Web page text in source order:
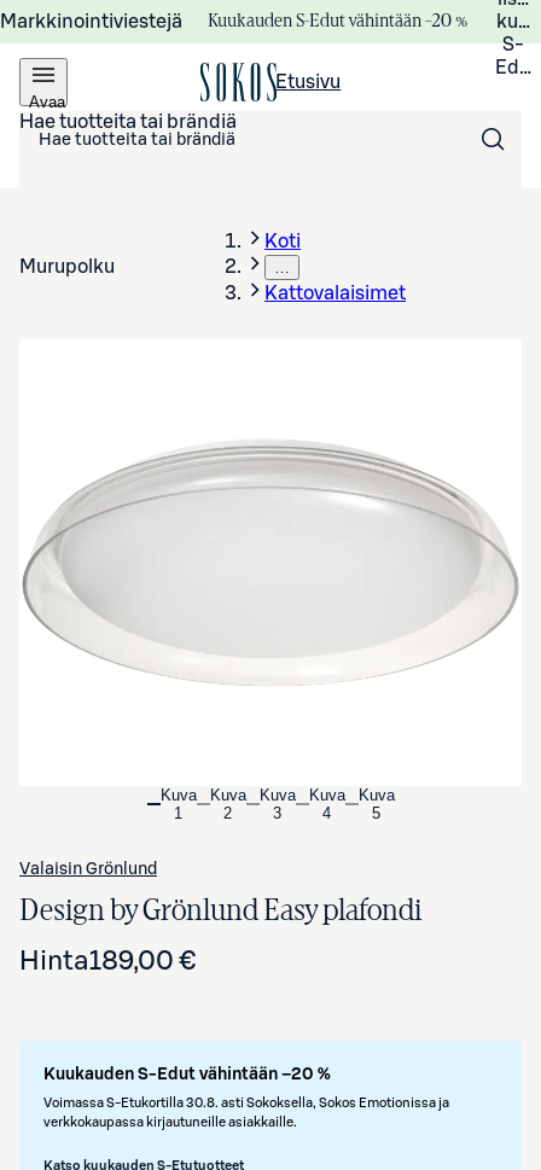
Markkinointiviestejä Kuukauden S-Edut vähintään –20 %
S-
Avaa
valikko
Etusivu
Hae tuotteita tai brändiä
Murupolku
Koti
…
Kattovalaisimet
Kuva
1
Kuva
2
Kuva
3
Kuva
4
Kuva
5
Valaisin Grönlund
Design by Grönlund Easy plafondi
Hinta189,00 €
Kuukauden S-Edut vähintään –20 %
Voimassa S-Etukortilla 30.8. asti Sokoksella, Sokos Emotionissa ja
verkkokaupassa kirjautuneille asiakkaille.
Katso kuukauden S-Etutuotteet